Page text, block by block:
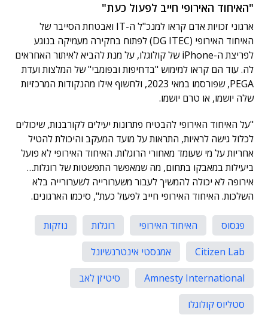
"האיחוד האירופי חייב לפעול כעת"
ארגוני זכויות אדם קראו למנכ"ל ה-IT ואבטחת הסייבר של
האיחוד האירופי (DG ITEC) לפתוח בחקירה מעמיקה בנוגע
לפריצת ה-iPhone של קולוגלו, על מנת להביא לאיתור האחראים
לה. עוד הם קראו למימוש "בדחיפות ובפומבי" של המלצות ועדת
PEGA, שפורסמו במאי 2023, ולחשוף אילו מהנקודות המרכזיות
שלה יושמו, או טרם יושמו.
"על האיחוד האירופי להבטיח פתרונות יעילים לקורבנות, שיכולים
לכלול גישה לראיות, התראות על מועד המעקב והיכולת להטיל
אחריות על מי שעומד מאחורי הרוגלות. האיחוד האירופי לא פועל
ביעילות במאבקו בתחום, מה שמאפשר התפשטות של רוגלות…
אירופה לא יכולה להמשיך לעבור משערורייה לשערורייה בלא
השלכות. האיחוד האירופי חייב לפעול כעת", סיכמו הארגונים.
פגסוס האיחוד האירופי רוגלות
נוזקות
Citizen Lab
אמנסטי אינטרנשיונל
Amnesty International
סיטיזן לאב
סטליוס קולוגלו